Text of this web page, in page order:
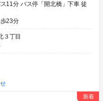
11分 バス停「開北橋」下車 徒
23分
３丁目